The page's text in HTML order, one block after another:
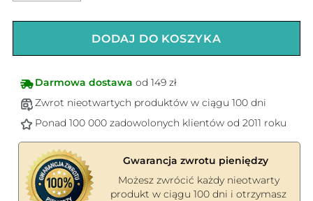
DODAJ DO KOSZYKA
Darmowa dostawa od 149 zł
Zwrot nieotwartych produktów w ciągu 100 dni
Ponad 100 000 zadowolonych klientów od 2011 roku
Gwarancja zwrotu pieniędzy
Możesz zwrócić każdy nieotwarty
produkt w ciągu 100 dni i otrzymasz